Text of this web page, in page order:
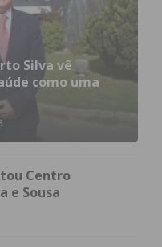
Silva vê
como uma
Centro
e Sousa